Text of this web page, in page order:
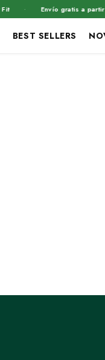
Envío gratis a partir
BEST SELLERS